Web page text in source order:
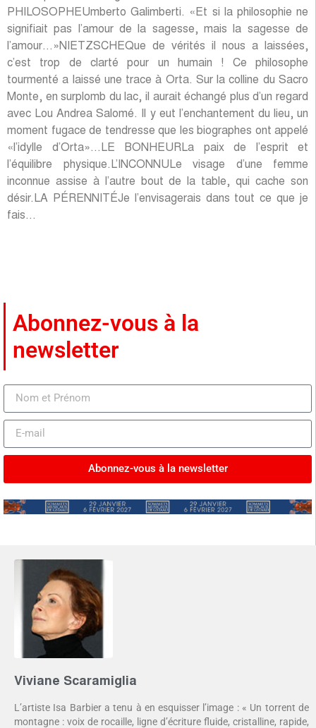
PHILOSOPHEUmberto Galimberti. «Et si la philosophie ne
signifiait pas l’amour de la sagesse, mais la sagesse de
l’amour…»NIETZSCHEQue de vérités il nous a laissées,
c’est trop de clarté pour un humain ! Ce philosophe
tourmenté a laissé une trace à Orta. Sur la colline du Sacro
Monte, en surplomb du lac, il aurait échangé plus d’un regard
avec Lou Andrea Salomé. Il y eut l’enchantement du lieu, un
moment fugace de tendresse que les biographes ont appelé
«l’idylle d’Orta»…LE BONHEURLa paix de l’esprit et
l’équilibre physique.L’INCONNULe visage d’une femme
inconnue assise à l’autre bout de la table, qui cache son
désir.LA PÉRENNITÉJe l’envisagerais dans tout ce que je
fais…
Abonnez-vous à la
newsletter
Abonnez-vous à la newsletter
Viviane Scaramiglia
L’artiste Isa Barbier a tenu à en esquisser l’image : « Un torrent de
montagne : voix de rocaille, ligne d’écriture fluide, cristalline, rapide,